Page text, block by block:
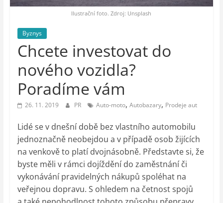
vesmír
Ilustrační foto. Zdroj: Unsplash
Byznys
Chcete investovat do
nového vozidla?
Poradíme vám
26. 11. 2019 PR Auto-moto, Autobazary, Prodeje aut
Lidé se v dnešní době bez vlastního automobilu
jednoznačně neobejdou a v případě osob žijících
na venkově to platí dvojnásobně. Představte si, že
byste měli v rámci dojíždění do zaměstnání či
vykonávání pravidelných nákupů spoléhat na
veřejnou dopravu. S ohledem na četnost spojů